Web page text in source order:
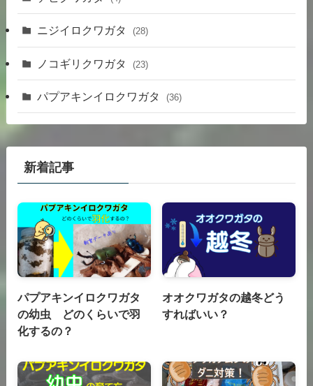
ニジイロクワガタ (28)
ノコギリクワガタ (23)
パプアキンイロクワガタ (36)
新着記事
パプアキンイロクワガタ
の幼虫 どのくらいで羽
化するの？
オオクワガタの越冬どう
すればいい？